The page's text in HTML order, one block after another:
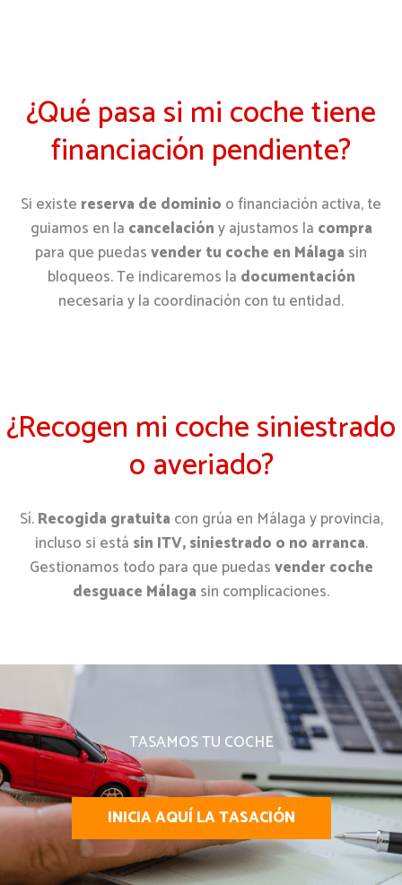
¿Qué pasa si mi coche tiene
financiación pendiente?
Si existe reserva de dominio o financiación activa, te
guiamos en la cancelacióny ajustamos la compra
para que puedasvender tu coche en Málaga sin
bloqueos. Te indicaremos la documentación
necesaria y la coordinación con tu entidad.
¿Recogen mi coche siniestrado
o averiado?
Sí.Recogida gratuita con grúa en Málaga y provincia,
incluso si está sin ITV, siniestrado o no arranca.
Gestionamos todo para que puedasvender coche
desguace Málaga sin complicaciones.
TASAMOS TU COCHE
INICIA AQUÍ LA TASACIÓN